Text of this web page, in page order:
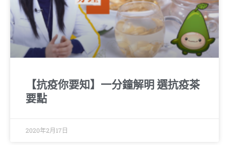
【抗疫你要知】一分鐘解明 選抗疫茶
要點
2020年2月17日